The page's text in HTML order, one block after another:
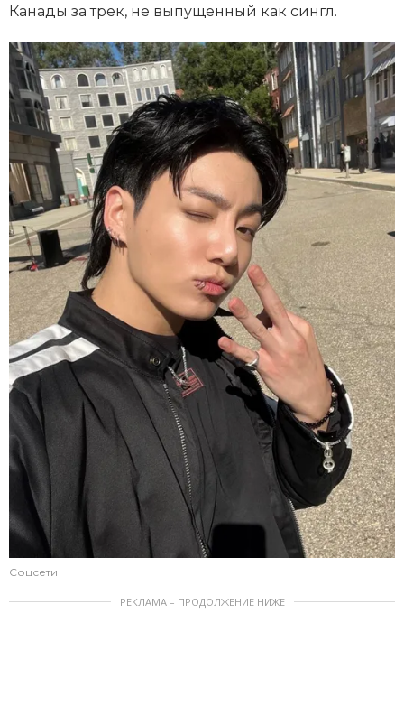
Канады за трек, не выпущенный как сингл.
Соцсети
РЕКЛАМА – ПРОДОЛЖЕНИЕ НИЖЕ